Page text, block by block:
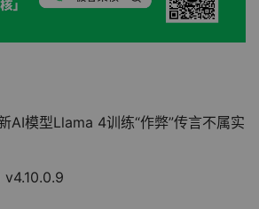
AI模型Llama 4训练“作弊”传言不属实